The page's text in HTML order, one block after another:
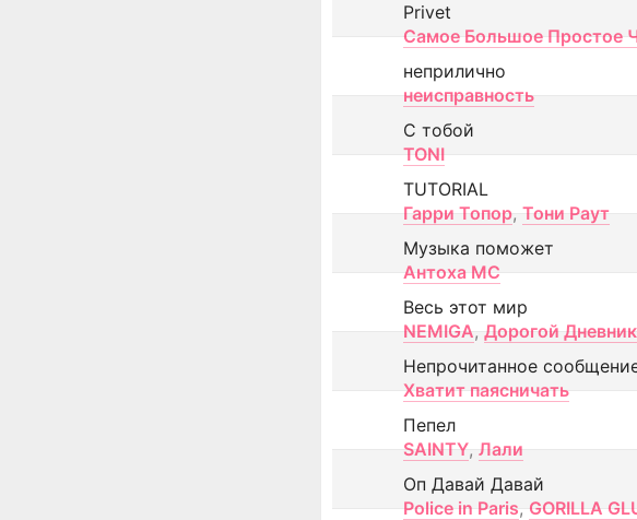
Privet
Самое Большое Простое
неприлично
неисправность
С тобой
TONI
TUTORIAL
Гарри Топор, Тони Раут
Музыка поможет
Антоха МС
Весь этот мир
NEMIGA, Дорогой Дневник
Непрочитанное
Хватит паясничать
Пепел
SAINTY, Лали
Оп Давай Давай
Police in Paris, GORILLA